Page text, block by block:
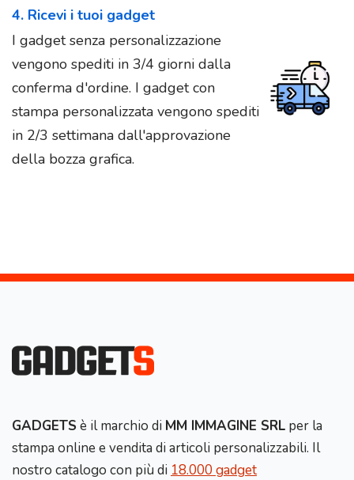
4. Ricevi i tuoi gadget
I gadget senza personalizzazione
vengono spediti in 3/4 giorni dalla
conferma d'ordine. I gadget con
stampa personalizzata vengono spediti
in 2/3 settimana dall'approvazione
della bozza grafica.
GADGETS è il marchio di MM IMMAGINE SRL per la
stampa online e vendita di articoli personalizzabili. Il
nostro catalogo con più di 18.000 gadget